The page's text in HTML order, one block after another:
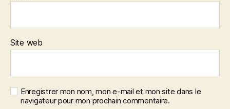
Site web
Enregistrer mon nom, mon e-mail et mon site dans le
navigateur pour mon prochain commentaire.